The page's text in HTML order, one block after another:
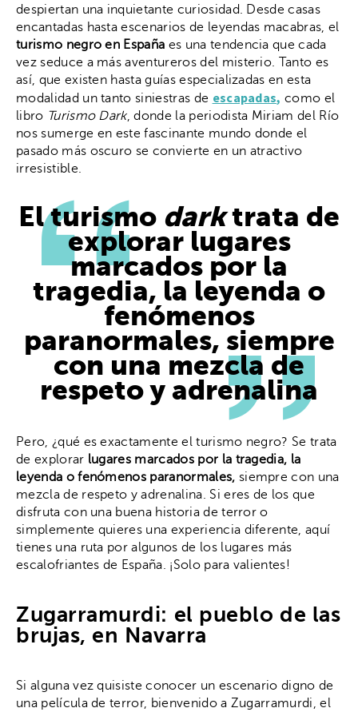
despiertan una inquietante curiosidad. Desde casas
encantadas hasta escenarios de leyendas macabras, el
turismo negro en España es una tendencia que cada
vez seduce a más aventureros del misterio. Tanto es
así, que existen hasta guías especializadas en esta
modalidad un tanto siniestras de escapadas, como el
libro Turismo Dark, donde la periodista Miriam del Río
nos sumerge en este fascinante mundo donde el
pasado más oscuro se convierte en un atractivo
irresistible.
El turismo darktrata de
explorar lugares
marcados por la
tragedia, la leyenda o
fenómenos
paranormales, siempre
con una mezcla de
respeto y adrenalina
Pero, ¿qué es exactamente el turismo negro? Se trata
de explorar lugares marcados por la tragedia, la
leyenda o fenómenos paranormales, siempre con una
mezcla de respeto y adrenalina. Si eres de los que
disfruta con una buena historia de terror o
simplemente quieres una experiencia diferente, aquí
tienes una ruta por algunos de los lugares más
escalofriantes de España. ¡Solo para valientes!
Zugarramurdi: el pueblo de las
brujas, en Navarra
Si alguna vez quisiste conocer un escenario digno de
una película de terror, bienvenido a Zugarramurdi, el